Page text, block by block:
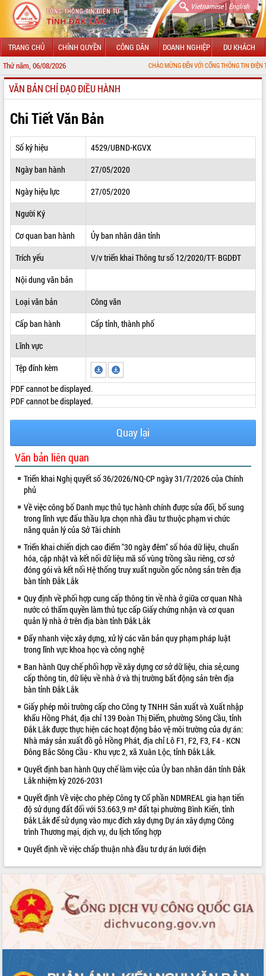
Vietnamese| English
TRANG CHỦ CHÍNH QUYỀN CÔNG DÂN DOANH NGHIỆP DU KHÁCH
Thứ năm, 06/08/2026 CHÀO MỪNG ĐẾN VỚI CỔNG THÔNG TIN ĐIỆN TỬ TỈNH
GIỚI THIỆU
LÃNH ĐẠO UBND TỈNH
TIN TỨC SỰ KIỆN
SỞ, BAN, NGÀNH
THÔNG TIN CHỈ ĐẠO ĐIỀU HÀNH
HỆ THỐNG VĂN BẢN
VĂN BẢN HĐND TỈNH
ĐIỂM TIN VĂN BẢN
QUY HOẠCH - KẾ HOẠCH
VIDEO
Loading the player...
Triết thăm, tặng quà người có công với
cách mạng
Rà soát, hoàn thiện hệ thống thiết chế
văn hóa, thể thao đáp ứng yêu cầu
phát triển mới
Thường trực HĐND tỉnh Đắk Lắk gặp
mặt Đoàn chuyên gia y tế TP. Hồ Chí
Minh
Lễ truy điệu và an táng hài cốt liệt sĩ
tại Nghĩa trang Liệt sĩ xã Sơn Hòa
Bàn giải pháp tháo gỡ khó khăn trong
xuất khẩu sầu riêng và triển khai quy
định EUDR
Thứ trưởng Bộ Nông nghiệp và Môi
trường Nguyễn Hoàng Hiệp khảo sát
vùng trồng và doanh nghiệp đóng gói
sầu riêng tại Đắk Lắk
Trình diễn nghệ thuật chế biến các
món ăn từ sầu riêng
Đắk Lắk công bố Quy hoạch và xúc
Ngành cá ngừ Đắk Lắk chủ động thích
ứng để giữ vững thị trường xuất khẩu
Diễn đàn Kinh tế tư nhân Việt Nam đột
phá cơ chế - Hợp tác công tư
Đề án 06 tạo bước ngoặt đột phá trong
cải cách hành chính tỉnh Đắk Lắk
để phát triển du lịch Đắk Lắk
ALBUM ẢNH
LIÊN KẾT WEB
VĂN BẢN CHỈ ĐẠO ĐIỀU HÀNH
Chi Tiết Văn Bản
Số ký hiệu
4529/UBND-KGVX
Ngày ban hành
27/05/2020
Ngày hiệu lực
27/05/2020
Người Ký
Cơ quan ban hành
Ủy ban nhân dân tỉnh
Trích yếu
V/v triển khai Thông tư số 12/2020/TT- BGDĐT
Nội dung văn bản
Loại văn bản
Công văn
Cấp ban hành
Cấp tỉnh, thành phố
Lĩnh vực
Tệp đính kèm
PDF cannot be displayed.
PDF cannot be displayed.
Quay lại
Văn bản liên quan
Triển khai Nghị quyết số 36/2026/NQ-CP ngày 31/7/2026 của Chính
phủ
Về việc công bố Danh mục thủ tục hành chính được sửa đổi, bổ sung
trong lĩnh vực đấu thầu lựa chọn nhà đầu tư thuộc phạm vi chức
năng quản lý của Sở Tài chính
Triển khai chiến dịch cao điểm "30 ngày đêm" số hóa dữ liệu, chuẩn
hóa, cập nhật và kết nối dữ liệu mã số vùng trồng sầu riêng, cơ sở
đóng gói và kết nối Hệ thống truy xuất nguồn gốc nông sản trên địa
bàn tỉnh Đắk Lắk
Quy định về phối hợp cung cấp thông tin về nhà ở giữa cơ quan Nhà
nước có thẩm quyền làm thủ tục cấp Giấy chứng nhận và cơ quan
quản lý nhà ở trên địa bàn tỉnh Đắk Lắk
Đẩy nhanh việc xây dựng, xử lý các văn bản quy phạm pháp luật
trong lĩnh vực khoa học và công nghệ
Ban hành Quy chế phối hợp về xây dựng cơ sở dữ liệu, chia sẻ,cung
cấp thông tin, dữ liệu về nhà ở và thị trường bất động sản trên địa
bàn tỉnh Đắk Lắk
Giấy phép môi trường cấp cho Công ty TNHH Sản xuất và Xuất nhập
khẩu Hồng Phát, địa chỉ 139 Đoàn Thị Điểm, phường Sông Cầu, tỉnh
Đắk Lắk được thực hiện các hoạt động bảo vệ môi trường của dự án:
Nhà máy sản xuất đồ gỗ Hồng Phát, địa chỉ Lô F1, F2, F3, F4 - KCN
Đông Bắc Sông Cầu - Khu vực 2, xã Xuân Lộc, tỉnh Đắk Lắk.
Quyết định ban hành Quy chế làm việc của Ủy ban nhân dân tỉnh Đắk
Lắk nhiệm kỳ 2026-2031
Quyết định Về việc cho phép Công ty Cổ phần NDMREAL gia hạn tiến
độ sử dụng đất đối với 53.663,9 m² đất tại phường Bình Kiến, tỉnh
Đắk Lắk để sử dụng vào mục đích xây dựng Dự án xây dựng Công
trình Thương mại, dịch vụ, du lịch tổng hợp
Quyết định về việc chấp thuận nhà đầu tư dự án lưới điện